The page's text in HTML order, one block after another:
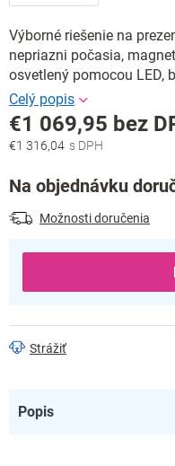
Výborné riešenie na
nepriazni počasia,
osvetlený pomocou LED,
€1 316,04
€1 069,95 bez
Jednotková
Na objednávku
Možnosti doručenia
Strážiť
Popis